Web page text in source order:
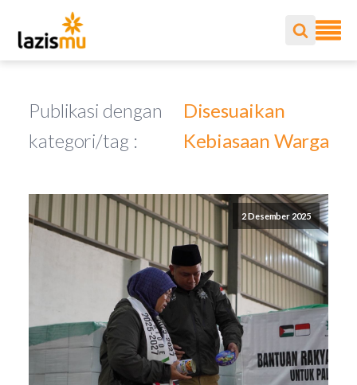
Publikasi dengan
kategori/tag :
Disesuaikan
Kebiasaan Warga
2 Desember 2025